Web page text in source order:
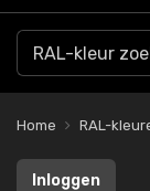
Home RAL-
Inloggen